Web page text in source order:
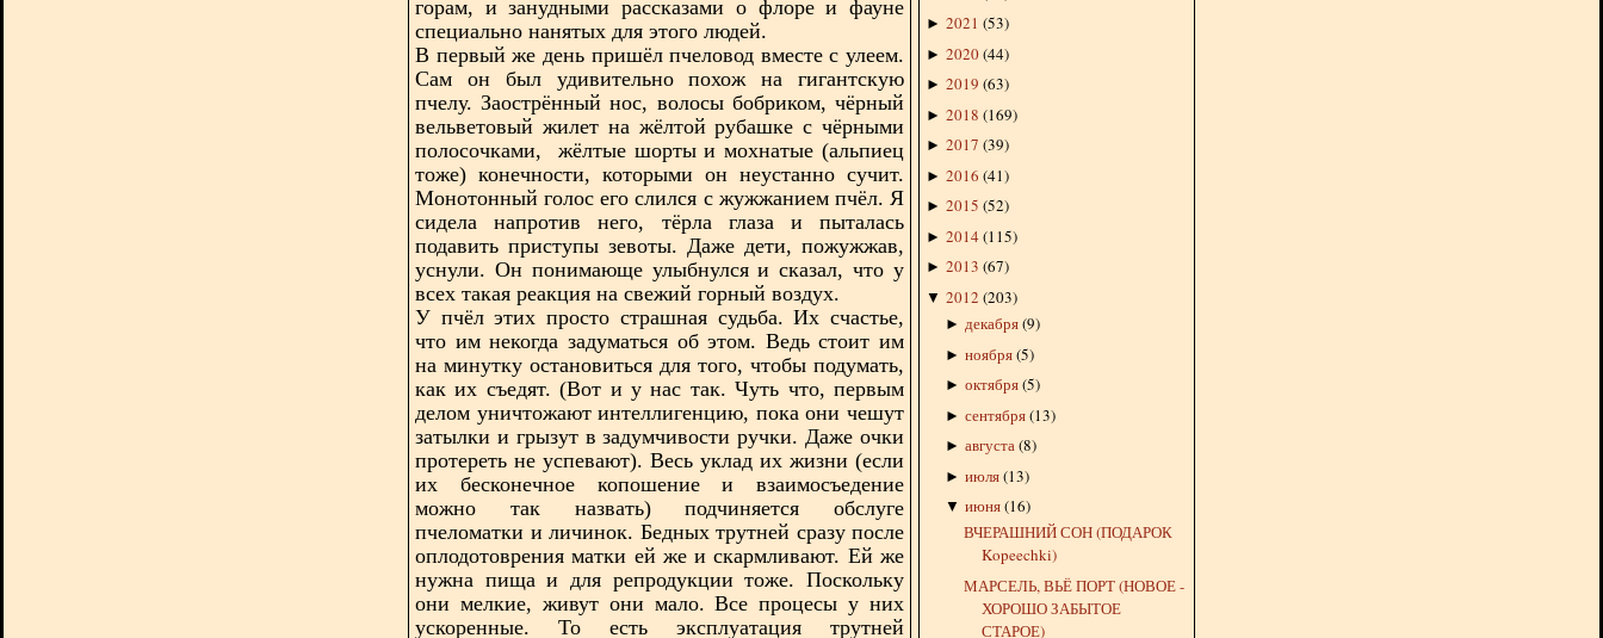
горам, и занудными рассказами о флоре и фауне
специально нанятых для этого людей.
В первый же день пришёл пчеловод вместе с улеем.
Сам он был удивительно похож на гигантскую
пчелу. Заострённый нос, волосы бобриком, чёрный
вельветовый жилет на жёлтой рубашке с чёрными
полосочками,
жёлтые шорты и мохнатые (альпиец
тоже) конечности, которыми он неустанно сучит.
Монотонный голос его слился с жужжанием пчёл. Я
сидела напротив него, тёрла глаза и пыталась
подавить приступы зевоты. Даже дети, пожужжав,
уснули. Он понимающе улыбнулся и сказал, что у
всех такая реакция на свежий горный воздух.
У пчёл этих просто страшная судьба. Их счастье,
что им некогда задуматься об этом. Ведь стоит им
на минутку остановиться для того, чтобы подумать,
как их съедят. (Вот и у нас так. Чуть что, первым
делом уничтожают интеллигенцию, пока они чешут
затылки и грызут в задумчивости ручки. Даже очки
протереть не успевают). Весь уклад их жизни (если
их бесконечное копошение и взаимосъедение
можно так назвать) подчиняется обслуге
пчеломатки и личинок. Бедных трутней сразу после
оплодотоврения матки ей же и скармливают. Ей же
нужна пища и для репродукции тоже. Поскольку
они мелкие, живут они мало. Все процесы у них
ускоренные. То есть эксплуатация трутней
► 2021 (53)
► 2020(44)
► 2019 (63)
► 2018 (169)
► 2017 (39)
► 2016 (41)
► 2015 (52)
► 2014 (115)
► 2013 (67)
▼ 2012 (203)
► декабря(9)
► ноября(5)
► октября(5)
► сентября(13)
► августа(8)
► июля(13)
▼ июня(16)
ВЧЕРАШНИЙ СОН (ПОДАРОК
Kopeechki)
МАРСЕЛЬ, ВЬЁ ПОРТ (НОВОЕ -
ХОРОШО ЗАБЫТОЕ
СТАРОЕ)